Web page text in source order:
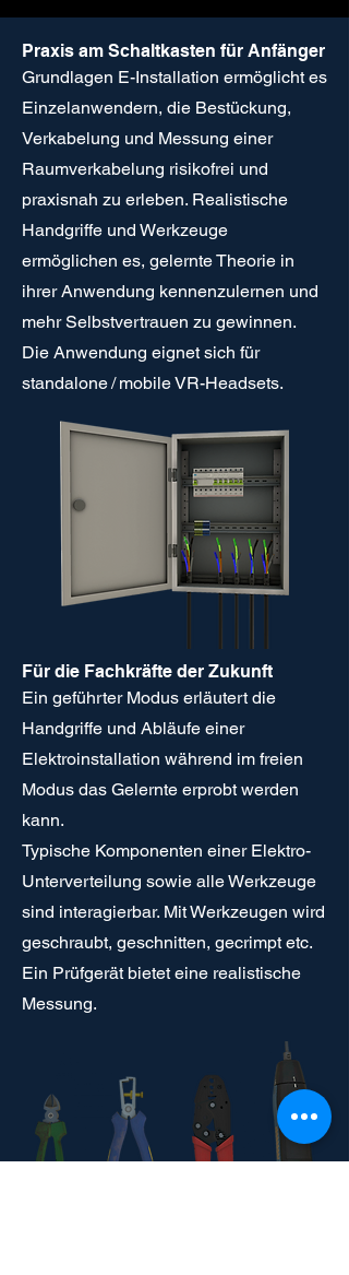
Praxis am Schaltkasten für Anfänger
Grundlagen E-Installation ermöglicht es
Einzelanwendern, die Bestückung,
Verkabelung und Messung einer
Raumverkabelung risikofrei und
praxisnah zu erleben. Realistische
Handgriffe und Werkzeuge
ermöglichen es, gelernte Theorie in
ihrer Anwendung kennenzulernen und
mehr Selbstvertrauen zu gewinnen.
Die Anwendung eignet sich für
standalone / mobile VR-Headsets.
Für die Fachkräfte der Zukunft
Ein geführter Modus erläutert die
Handgriffe und Abläufe einer
Elektroinstallation während im freien
Modus das Gelernte erprobt werden
kann.
Typische Komponenten einer Elektro-
Unterverteilung sowie alle Werkzeuge
sind interagierbar. Mit Werkzeugen wird
geschraubt, geschnitten, gecrimpt etc.
Ein Prüfgerät bietet eine realistische
Messung.